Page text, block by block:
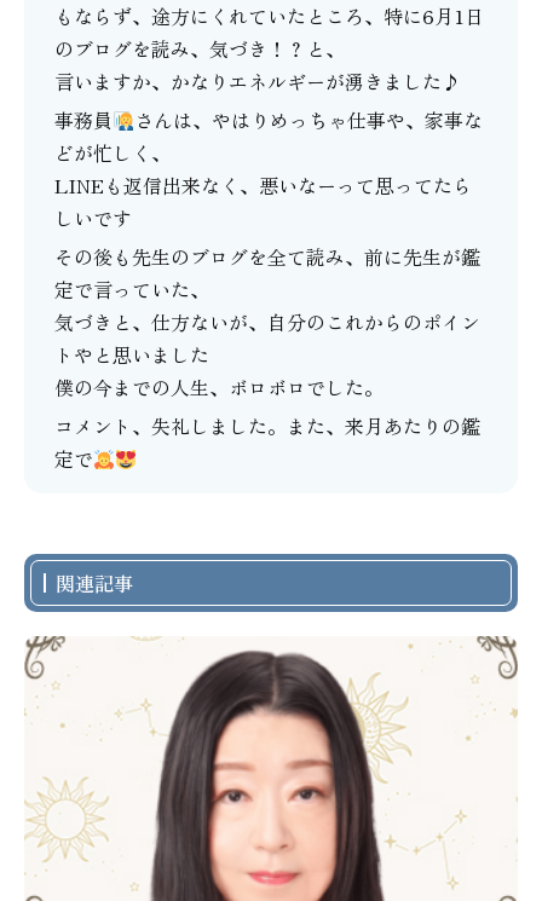
もならず、途方にくれていたところ、特に6月1日
のブログを読み、気づき！？と、
言いますか、かなりエネルギーが湧きました♪
事務員
さんは、やはりめっちゃ仕事や、家事な
どが忙しく、
LINEも返信出来なく、悪いなーって思ってたら
しいです
その後も先生のブログを全て読み、前に先生が鑑
定で言っていた、
気づきと、仕方ないが、自分のこれからのポイン
トやと思いました
僕の今までの人生、ボロボロでした。
コメント、失礼しました。また、来月あたりの鑑
定で
関連記事